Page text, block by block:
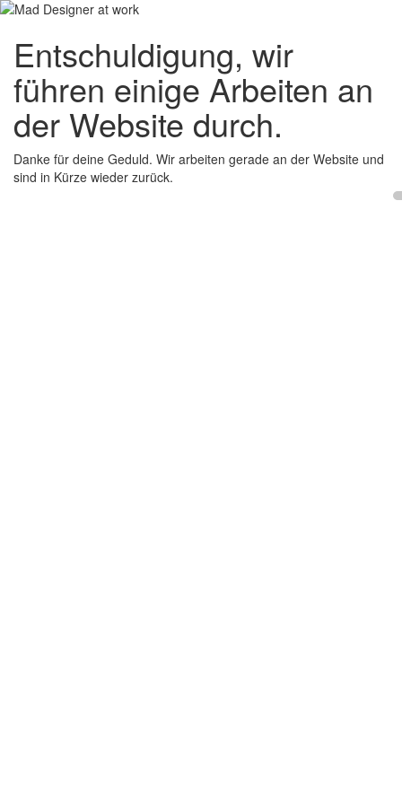
Entschuldigung, wir
führen einige Arbeiten an
der Website durch.
Danke für deine Geduld. Wir arbeiten gerade an der Website und
sind in Kürze wieder zurück.